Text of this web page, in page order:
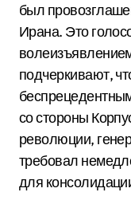
был
Ирана. Это
подчеркивают,
со стороны
революции,
требовал
для